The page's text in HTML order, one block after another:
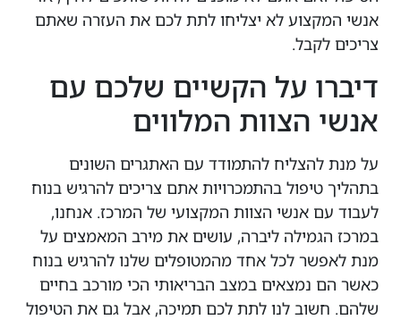
אנשי המקצוע ‏לא יצליחו לתת לכם את העזרה שאתם
צריכים לקבל.
‏דיברו על הקשיים שלכם עם
אנשי הצוות המלווים
‏על מנת להצליח להתמודד עם האתגרים השונים
בתהליך טיפול ‏בהתמכרויות אתם צריכים להרגיש בנוח
לעבוד עם אנשי הצוות המקצועי של המרכז. אנחנו,
במרכז הגמילה ליברה, ‏עושים את מירב המאמצים על
מנת לאפשר לכל אחד מהמטופלים שלנו להרגיש בנוח
כאשר הם נמצאים במצב הבריאותי הכי מורכב בחיים
שלהם. חשוב לנו לתת לכם תמיכה, אבל גם את הטיפול